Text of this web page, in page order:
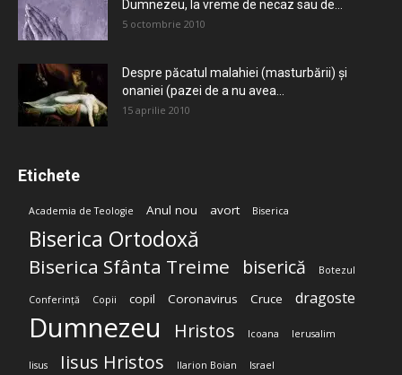
Dumnezeu, la vreme de necaz sau de...
5 octombrie 2010
Despre păcatul malahiei (masturbării) şi
onaniei (pazei de a nu avea...
15 aprilie 2010
Etichete
Academia de Teologie Anul nou avort Biserica
Biserica Ortodoxă
Biserica Sfânta Treime biserică Botezul
Conferință Copii copil Coronavirus Cruce dragoste
Dumnezeu Hristos Icoana Ierusalim
Iisus Iisus Hristos Ilarion Boian Israel